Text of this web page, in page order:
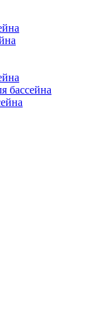
бассейна